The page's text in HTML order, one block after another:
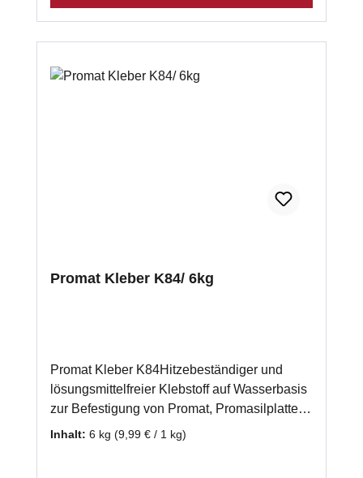
Promat Kleber K84/ 6kg
Promat Kleber K84Hitzebeständiger und
lösungsmittelfreier Klebstoff auf Wasserbasis
zur Befestigung von Promat, Promasilplatten
und Wärmedämmplatten. Auch zur
Inhalt: 6 kg (9,99 € / 1 kg)